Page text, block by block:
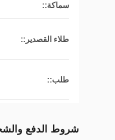
سماكة::
طلاء القصدير::
طلب::
شروط الدفع